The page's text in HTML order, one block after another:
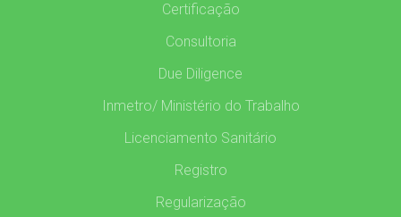
Certificação
Consultoria
Due Diligence
Inmetro/ Ministério do Trabalho
Licenciamento Sanitário
Registro
Regularização